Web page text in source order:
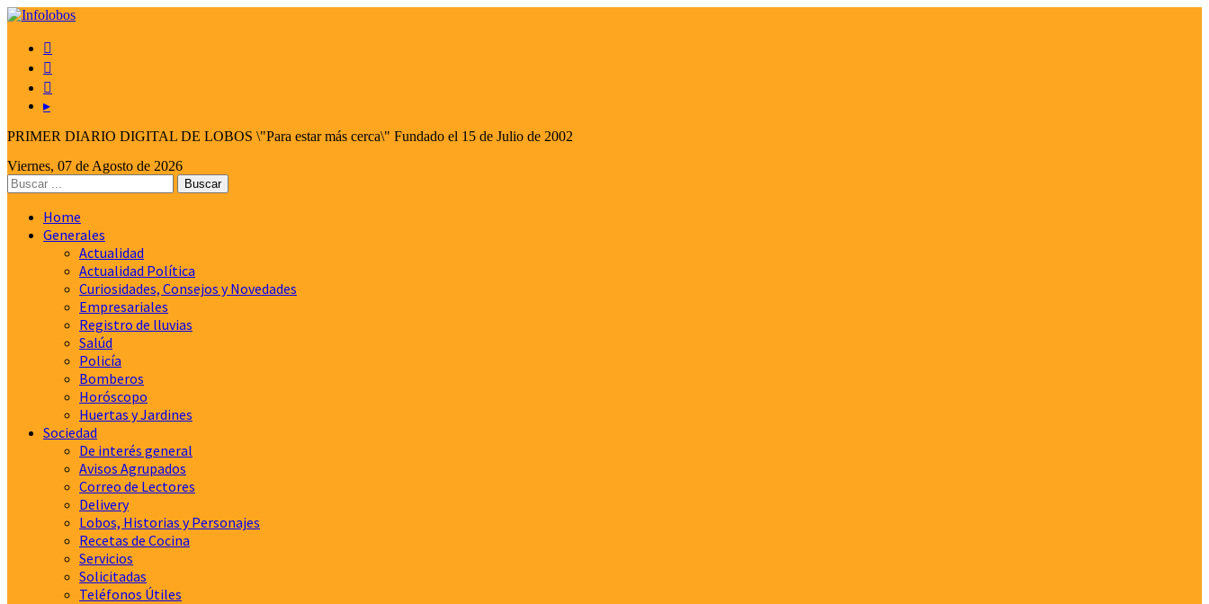



▸
PRIMER DIARIO DIGITAL DE LOBOS \"Para estar más cerca\" Fundado el 15 de Julio de 2002
Viernes, 07 de Agosto de 2026
Home
Generales
Actualidad
Actualidad Política
Curiosidades, Consejos y Novedades
Empresariales
Registro de lluvias
Salúd
Policía
Bomberos
Horóscopo
Huertas y Jardines
Sociedad
De interés general
Avisos Agrupados
Correo de Lectores
Delivery
Lobos, Historias y Personajes
Recetas de Cocina
Servicios
Solicitadas
Teléfonos Útiles